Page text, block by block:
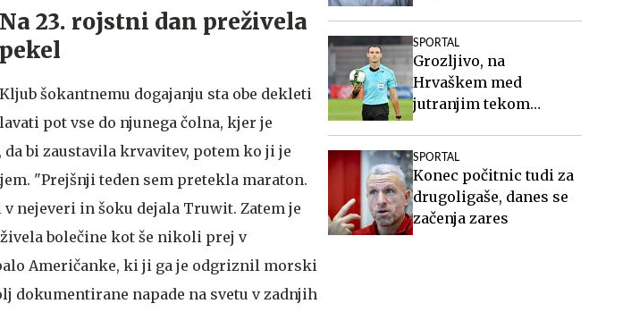
Na 23. rojstni dan preživela
pekel
Kljub šokantnemu dogajanju sta obe dekleti
pot vse do njunega čolna, kjer je
bi zaustavila krvavitev, potem ko ji je
"Prejšnji teden sem pretekla maraton.
nejeveri in šoku dejala Truwit. Zatem je
bolečine kot še nikoli prej v
Američanke, ki ji ga je odgriznil morski
dokumentirane napade na svetu v zadnjih
SPORTAL
Grozljivo, na
Hrvaškem med
jutranjim tekom
SPORTAL
Konec počitnic tudi za
drugoligaše, danes se
začenja zares